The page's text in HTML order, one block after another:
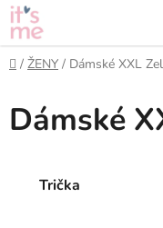
Přejít
na
obsah
Domů
/ ŽENY / Dámské XXL
Dámské
Trička